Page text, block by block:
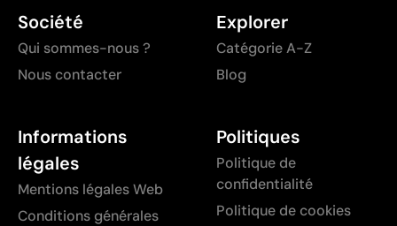
Société
Qui sommes-nous ?
Nous contacter
Explorer
Catégorie A-Z
Blog
Informations
légales
Mentions légales Web
Conditions générales
Politiques
Politique de
confidentialité
Politique de cookies